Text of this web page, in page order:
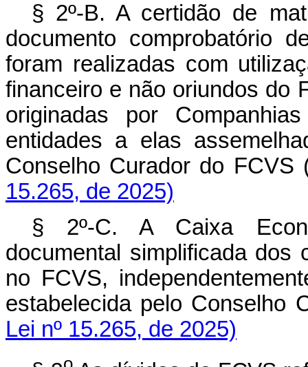
§ 2º-B. A certidão de
documento comprobatório
foram realizadas com
financeiro e não oriundos do
originadas por
entidades a elas
Conselho Curador do
15.265, de 2025)
§ 2º-C. A Caixa
documental simplificada dos
no FCVS,
estabelecida pelo
Lei nº 15.265, de 2025)